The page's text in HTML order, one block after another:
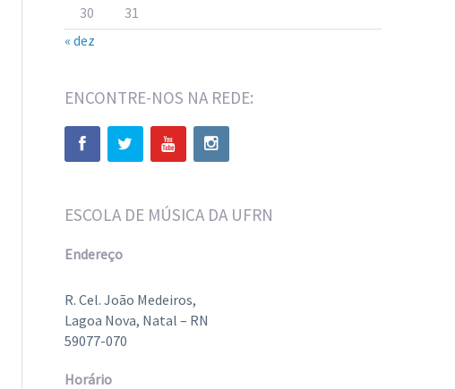
30
31
« dez
ENCONTRE-NOS NA REDE:
ESCOLA DE MÚSICA DA UFRN
Endereço
R. Cel. João Medeiros,
Lagoa Nova, Natal – RN
59077-070
Horário